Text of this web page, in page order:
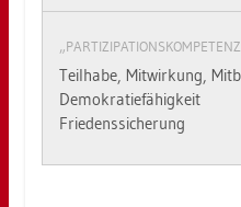
Teil­ha­be, Mit­wir­kung,
De­mo­kra­tie­fä­hig­keit
Frie­dens­si­che­rung